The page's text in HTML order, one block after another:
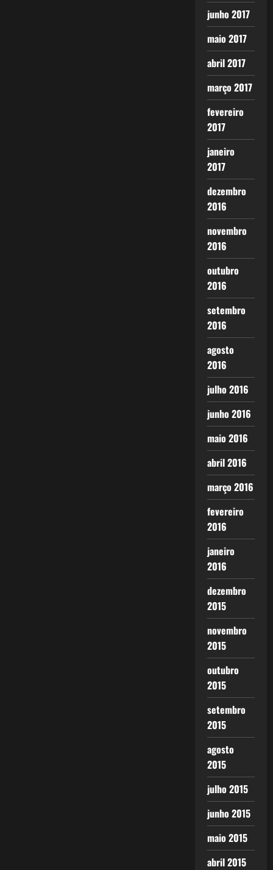
junho 2017
maio 2017
abril 2017
março 2017
fevereiro
2017
janeiro
2017
dezembro
2016
novembro
2016
outubro
2016
setembro
2016
agosto
2016
julho 2016
junho 2016
maio 2016
abril 2016
março 2016
fevereiro
2016
janeiro
2016
dezembro
2015
novembro
2015
outubro
2015
setembro
2015
agosto
2015
julho 2015
junho 2015
maio 2015
abril 2015